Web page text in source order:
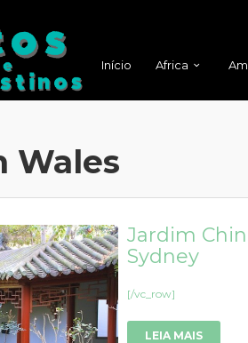
Início Africa
Wales
Jardim
Sydney
[/vc_row]
LEIA MAIS